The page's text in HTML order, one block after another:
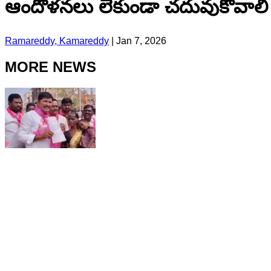
ఆందోళనలు లేకుండా
Ramareddy, Kamareddy Jan 7, 2026
MORE NEWS